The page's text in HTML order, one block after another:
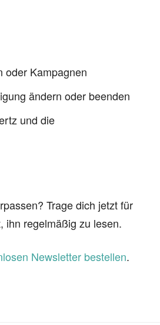
oder Kampagnen
ändern oder beenden
und die
Trage dich jetzt für
ihn regelmäßig zu lesen.
Newsletter bestellen.